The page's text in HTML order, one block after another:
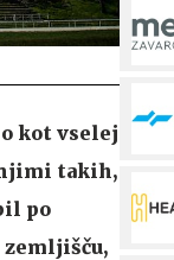
kot vselej
takih,
po
zemljišču,